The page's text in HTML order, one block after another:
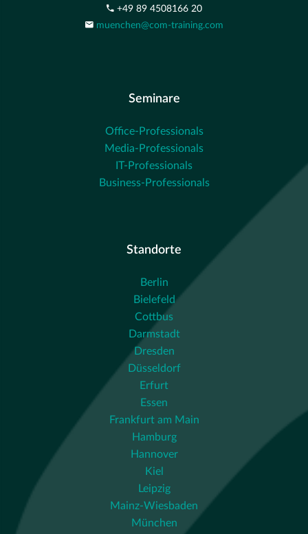
+49 89 4508166 20
muenchen@com-training.com
Seminare
Office-Professionals
Media-Professionals
IT-Professionals
Business-Professionals
Standorte
Berlin
Bielefeld
Cottbus
Darmstadt
Dresden
Düsseldorf
Erfurt
Essen
Frankfurt am Main
Hamburg
Hannover
Kiel
Leipzig
Mainz-Wiesbaden
München